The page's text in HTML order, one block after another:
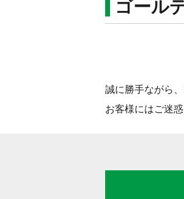
ゴール
誠に勝手ながら
お客様にはご迷